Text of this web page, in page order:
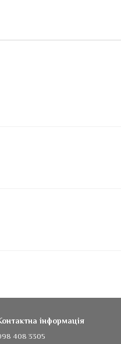
інформація
408 3305